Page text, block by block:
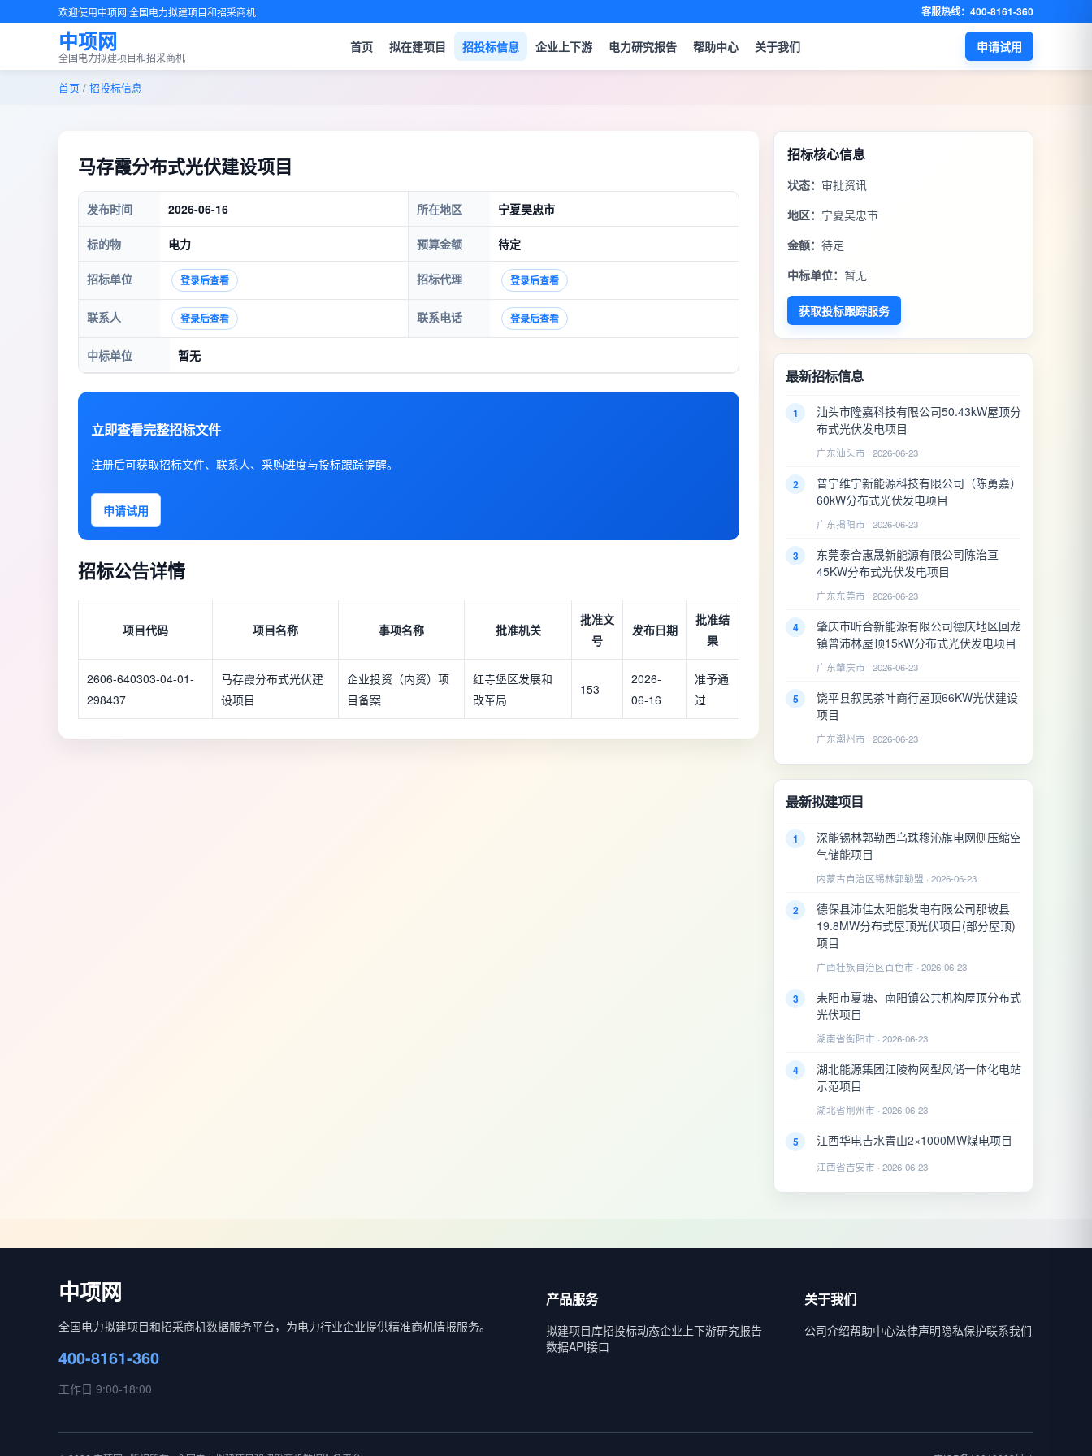
欢迎使用中项网·全国电力拟建项目和招采商机 客服热线：400-8161-360
中项网
全国电力拟建项目和招采商机
首页 拟在建项目 招投标信息 企业上下游 电力研究报告 帮助中心 关于我们 申请试用
首页 / 招投标信息
马存霞分布式光伏建设项目
发布时间 2026-06-16 所在地区 宁夏吴忠市
标的物 电力 预算金额 待定
招标单位 登录后查看 招标代理 登录后查看
联系人 登录后查看 联系电话 登录后查看
中标单位 暂无
立即查看完整招标文件
注册后可获取招标文件、联系人、采购进度与投标跟踪提醒。
申请试用
招标公告详情
项目代码 项目名称 事项名称 批准机关
批准文
号
发布日期
批准结
果
2606-640303-04-01-
298437
马存霞分布式光伏建
设项目
企业投资（内资）项
目备案
红寺堡区发展和
改革局
153
2026-
06-16
准予通
过
招标核心信息
状态： 审批资讯
地区： 宁夏吴忠市
金额： 待定
中标单位： 暂无
获取投标跟踪服务
最新招标信息
1
汕头市隆嘉科技有限公司50.43kW屋顶分
布式光伏发电项目
广东汕头市 · 2026-06-23
2
普宁维宁新能源科技有限公司（陈勇嘉）
60kW分布式光伏发电项目
广东揭阳市 · 2026-06-23
3
东莞泰合惠晟新能源有限公司陈治亘
45KW分布式光伏发电项目
广东东莞市 · 2026-06-23
4
肇庆市昕合新能源有限公司德庆地区回龙
镇曾沛林屋顶15kW分布式光伏发电项目
广东肇庆市 · 2026-06-23
5
饶平县叙民茶叶商行屋顶66KW光伏建设
项目
广东潮州市 · 2026-06-23
最新拟建项目
1
深能锡林郭勒西乌珠穆沁旗电网侧压缩空
气储能项目
内蒙古自治区锡林郭勒盟 · 2026-06-23
2
德保县沛佳太阳能发电有限公司那坡县
19.8MW分布式屋顶光伏项目(部分屋顶)
项目
广西壮族自治区百色市 · 2026-06-23
3
耒阳市夏塘、南阳镇公共机构屋顶分布式
光伏项目
湖南省衡阳市 · 2026-06-23
4
湖北能源集团江陵构网型风储一体化电站
示范项目
湖北省荆州市 · 2026-06-23
5 江西华电吉水青山2×1000MW煤电项目
江西省吉安市 · 2026-06-23
中项网
全国电力拟建项目和招采商机数据服务平台，为电力行业企业提供精准商机情报服务。
400-8161-360
工作日 9:00-18:00
产品服务
拟建项目库招投标动态企业上下游研究报告
数据API接口
关于我们
公司介绍帮助中心法律声明隐私保护联系我们